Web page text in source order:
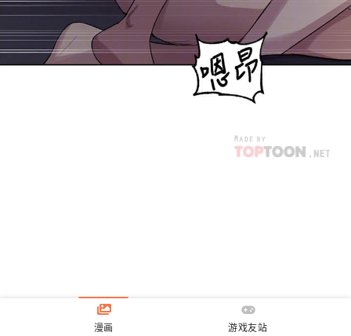
漫画 游戏友站